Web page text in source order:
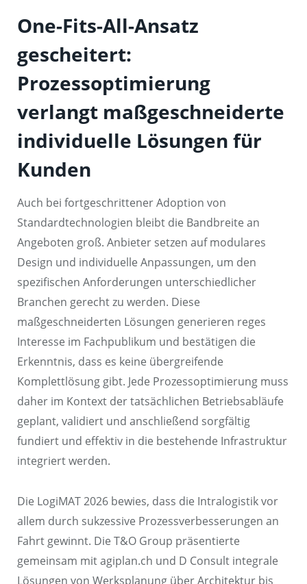
One-Fits-All-Ansatz
gescheitert:
Prozessoptimierung
verlangt maßgeschneiderte
individuelle Lösungen für
Kunden
Auch bei fortgeschrittener Adoption von
Standardtechnologien bleibt die Bandbreite an
Angeboten groß. Anbieter setzen auf modulares
Design und individuelle Anpassungen, um den
spezifischen Anforderungen unterschiedlicher
Branchen gerecht zu werden. Diese
maßgeschneiderten Lösungen generieren reges
Interesse im Fachpublikum und bestätigen die
Erkenntnis, dass es keine übergreifende
Komplettlösung gibt. Jede Prozessoptimierung muss
daher im Kontext der tatsächlichen Betriebsabläufe
geplant, validiert und anschließend sorgfältig
fundiert und effektiv in die bestehende Infrastruktur
integriert werden.
Die LogiMAT 2026 bewies, dass die Intralogistik vor
allem durch sukzessive Prozessverbesserungen an
Fahrt gewinnt. Die T&O Group präsentierte
gemeinsam mit agiplan.ch und D Consult integrale
Lösungen von Werksplanung über Architektur bis